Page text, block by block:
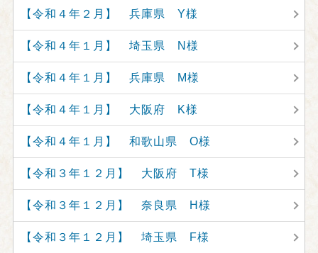
【令和４年２月】 兵庫県 Y様
【令和４年１月】 埼玉県 N様
【令和４年１月】 兵庫県 M様
【令和４年１月】 大阪府 K様
【令和４年１月】 和歌山県 O様
【令和３年１２月】 大阪府 T様
【令和３年１２月】 奈良県 H様
【令和３年１２月】 埼玉県 F様